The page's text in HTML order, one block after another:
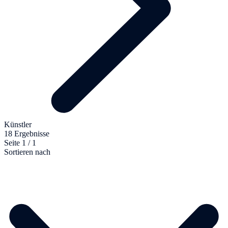
Künstler
18 Ergebnisse
Seite 1 / 1
Sortieren nach